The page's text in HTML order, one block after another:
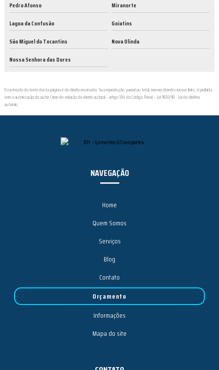
Pedro Afonso
Miranorte
Lagoa da Confusão
Goiatins
São Miguel do Tocantins
Nova Olinda
Nossa Senhora das Dores
O conteúdo do texto desta página é de direito reservado. Sua reprodução, parcial ou total, mesmo citando nossos links, é proibida
sem a autorização do autor. Crime de violação de direito autoral – artigo 184 do Código Penal – Lei 9610/98 - Lei de direitos
autorais.
NAVEGAÇÃO
Home
Quem Somos
Serviços
Blog
Contato
Orçamento
Informações
Mapa do site